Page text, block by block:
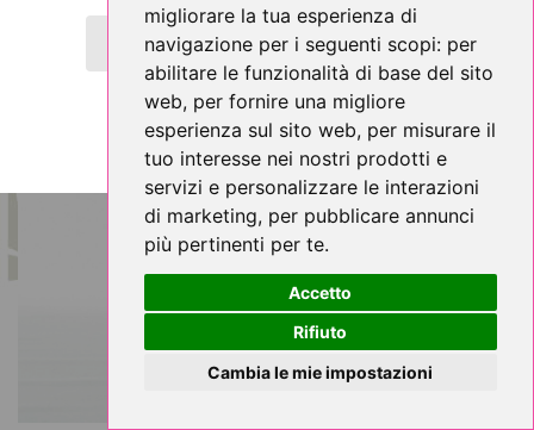
migliorare la tua esperienza di
navigazione per i seguenti scopi: per
abilitare le funzionalità di base del sito
web, per fornire una migliore
esperienza sul sito web, per misurare il
tuo interesse nei nostri prodotti e
servizi e personalizzare le interazioni
di marketing, per pubblicare annunci
più pertinenti per te.
Accetto
Rifiuto
Cambia le mie impostazioni
OTTIENI SUBITO LO SCONTO DI 5 €